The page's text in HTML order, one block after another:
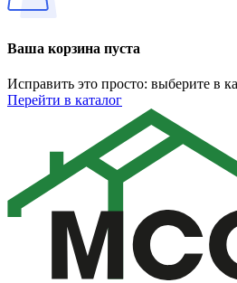
Ваша корзина пуста
Исправить это просто: выберите в
Перейти в каталог